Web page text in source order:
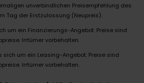
unverbindlichen Preisempfehlung des
Tag der Erstzulassung (Neupreis).
um ein Finanzierungs-Angebot. Preise sind
Irrtümer vorbehalten.
sich um ein Leasing-Angebot. Preise sind
Irrtümer vorbehalten.